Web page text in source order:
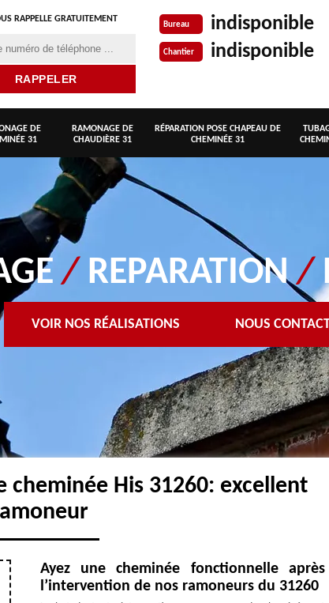
RAPPELLE GRATUITEMENT
Bureau indisponible
Chantier indisponible
DE
31
RAMONAGE DE
CHAUDIÈRE 31
RÉPARATION POSE CHAPEAU DE
CHEMINÉE 31
/ REPARATION/
VOIR NOS RÉALISATIONS NOUS
cheminée His 31260: excellent
Ayez une cheminée fonctionnelle après
l’intervention de nos ramoneurs du 31260